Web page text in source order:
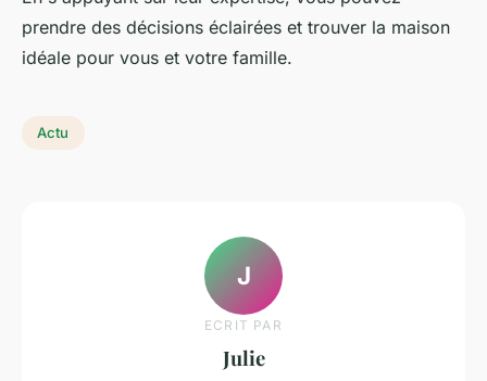
prendre des décisions éclairées et trouver la maison
idéale pour vous et votre famille.
Actu
J
ECRIT PAR
Julie